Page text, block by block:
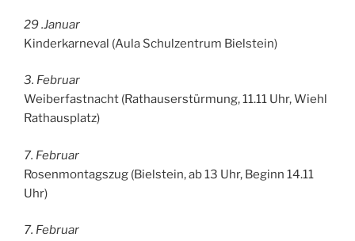
29 .Januar
Kinderkarneval (Aula Schulzentrum Bielstein)
3. Februar
Weiberfastnacht (Rathauserstürmung, 11.11 Uhr, Wiehl
Rathausplatz)
7. Februar
Rosenmontagszug (Bielstein, ab 13 Uhr, Beginn 14.11
Uhr)
7. Februar